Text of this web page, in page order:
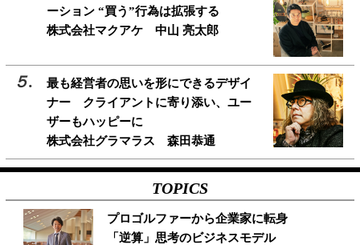
ーション “買う”行為は拡張する
株式会社マクアケ 中山 亮太郎
最も経営者の思いを形にできるデザイ
ナー クライアントに寄り添い、ユー
ザーもハッピーに
株式会社グラマラス 森田恭通
TOPICS
プロゴルファーから企業家に転身
「逆算」思考のビジネスモデル